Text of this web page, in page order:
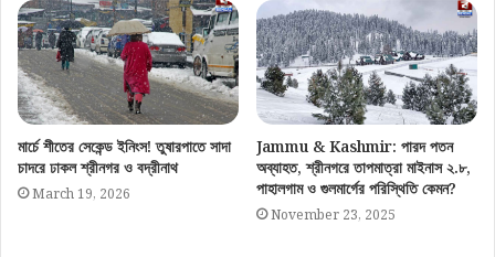
মার্চে শীতের সেকেন্ড ইনিংস! তুষারপাতে সাদা
চাদরে ঢাকল শ্রীনগর ও বদ্রীনাথ
March 19, 2026
Jammu & Kashmir: পারদ পতন
অব্যাহত, শ্রীনগরে তাপমাত্রা মাইনাস ২.৮,
পাহালগাম ও গুলমার্গের পরিস্থিতি কেমন?
November 23, 2025